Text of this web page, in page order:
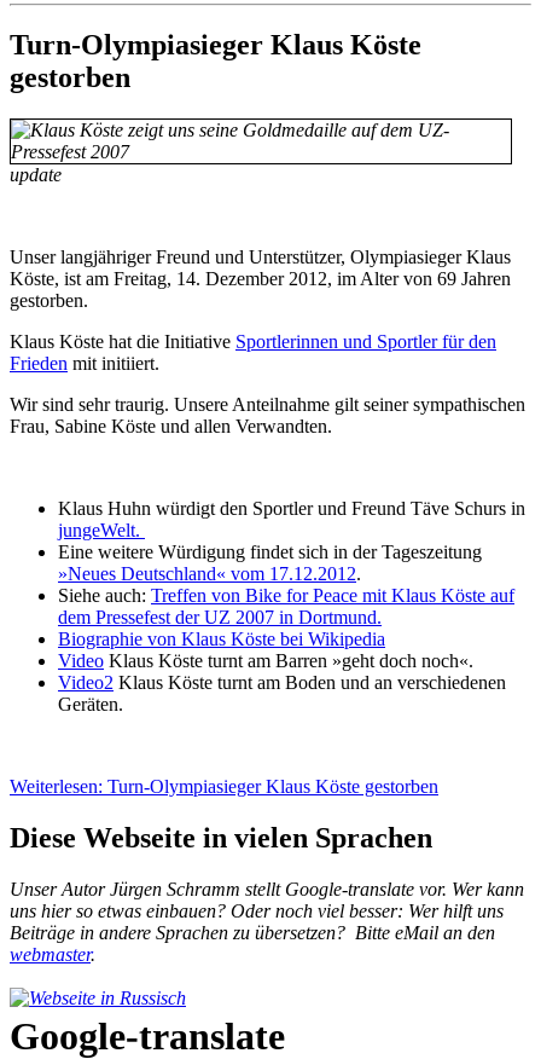
Turn-Olympiasieger Klaus Köste
gestorben
update
Unser lang­jäh­ri­ger Freund und Unter­stüt­zer, Olym­pia­sie­ger Klaus
Köste, ist am Frei­tag, 14. De­zem­ber 2012, im Alter von 69 Jah­ren
ge­stor­ben.
Klaus Köste hat die Initiative Sportlerinnen und Sportler für den
Frieden mit initiiert.
Wir sind sehr traurig. Unsere Anteilnahme gilt seiner sympathischen
Frau, Sabine Köste und allen Verwandten.
Klaus Huhn würdigt den Sportler und Freund Täve Schurs in
jungeWelt.
Eine weitere Würdigung findet sich in der Tageszeitung
»Neues Deutschland« vom 17.12.2012.
Siehe auch: Treffen von Bike for Peace mit Klaus Köste auf
dem Pressefest der UZ 2007 in Dortmund.
Biographie von Klaus Köste bei Wikipedia
Video Klaus Köste turnt am Barren »geht doch noch«.
Video2 Klaus Köste turnt am Boden und an verschiedenen
Geräten.
Weiterlesen: Turn-Olympiasieger Klaus Köste gestorben
Diese Webseite in vielen Sprachen
Unser Autor Jürgen Schramm stellt Google-translate vor. Wer kann
uns hier so etwas einbauen? Oder noch viel besser: Wer hilft uns
Beiträge in andere Sprachen zu übersetzen? Bitte eMail an den
webmaster.
Google-translate